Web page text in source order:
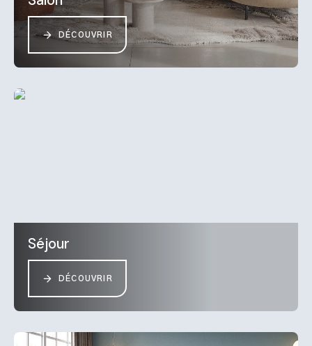
DÉCOUVRIR
Séjour
DÉCOUVRIR